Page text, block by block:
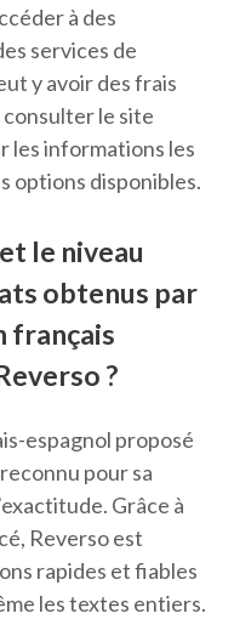
à des
services de
y avoir des frais
consulter le site
les informations les
options disponibles.
le niveau
obtenus par
français
?
espagnol proposé
pour sa
Grâce à
Reverso est
rapides et fiables
les textes entiers.